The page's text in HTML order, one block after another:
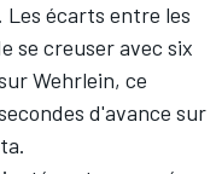
Les écarts entre les
se creuser avec six
Wehrlein, ce
d'avance sur